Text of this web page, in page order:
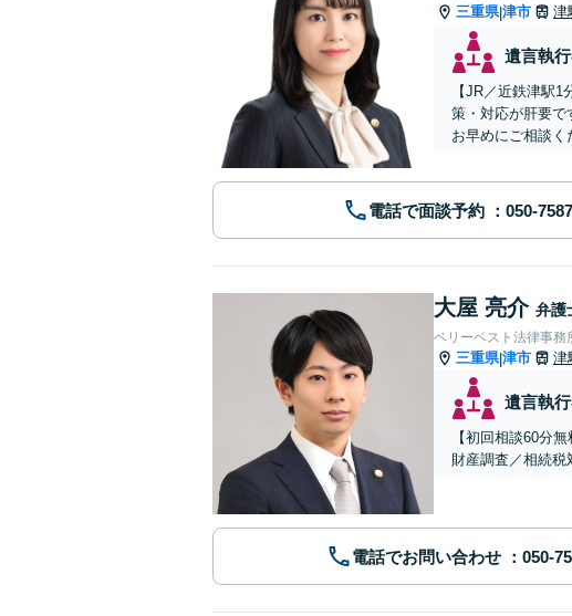
三重県|津市 津
遺言執
【JR／近鉄津駅
策・対応が肝要で
お早めにご相談く
電話で面談予約
大屋 亮介 弁護
ベリーベスト法律事務
三重県|津市 津
遺言執
【初回相談60分
財産調査／相続税
電話でお問い合わせ